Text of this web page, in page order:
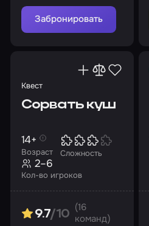
комнаты навсегда
Забронировать
Квест
Сорвать куш
Возраст
14+
Сложность
Кол-во игроков
2–6
9.7/10
(16
команд)